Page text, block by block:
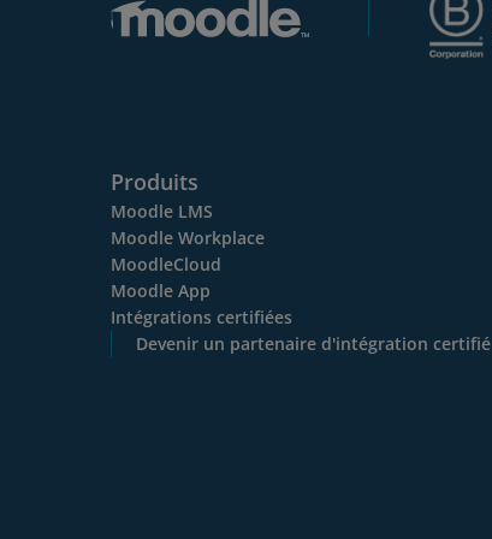
Produits
Moodle LMS
Moodle Workplace
MoodleCloud
Moodle App
Intégrations certifiées
Devenir un partenaire d'intégration certifié